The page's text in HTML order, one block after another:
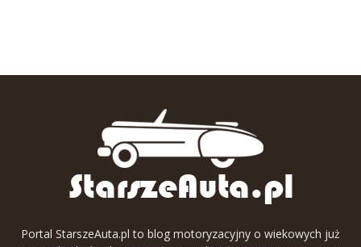
Portal StarszeAuta.pl to blog motoryzacyjny o wiekowych już